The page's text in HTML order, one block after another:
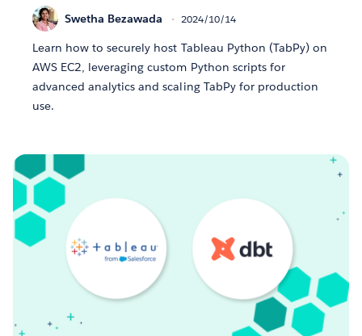
Swetha Bezawada 2024/10/14
Learn how to securely host Tableau Python (TabPy) on
AWS EC2, leveraging custom Python scripts for
advanced analytics and scaling TabPy for production
use.